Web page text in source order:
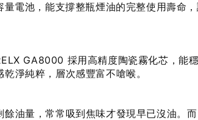
電池，能支撐整瓶煙油的完整使用壽命
GA8000 採用高精度陶瓷霧化芯，能
淨純粹，層次感豐富不嗆喉。
油量，常常吸到焦味才發現早已沒油。